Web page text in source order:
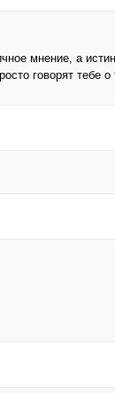
мнение, а
говорят тебе